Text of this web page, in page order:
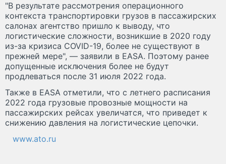
"В результате рассмотрения операционного
контекста транспортировки грузов в пассажирских
салонах агентство пришло к выводу, что
логистические сложности, возникшие в 2020 году
из-за кризиса COVID-19, более не существуют в
прежней мере", — заявили в EASA. Поэтому ранее
допущенные исключения более не будут
продлеваться после 31 июля 2022 года.
Также в EASA отметили, что с летнего расписания
2022 года грузовые провозные мощности на
пассажирских рейсах увеличатся, что приведет к
снижению давления на логистические цепочки.
www.ato.ru